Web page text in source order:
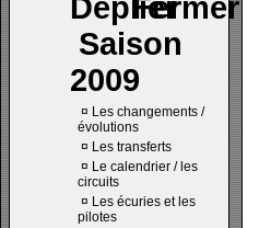
Saison
2009
¤ Les changements /
évolutions
¤ Les transferts
¤ Le calendrier / les
circuits
¤ Les écuries et les
pilotes